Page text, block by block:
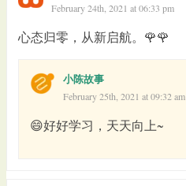
February 24th, 2021 at 06:33 pm
心态归零，从新启航。🌹🌹
小陈故事
February 25th, 2021 at 09:32 am
😄好好学习，天天向上~